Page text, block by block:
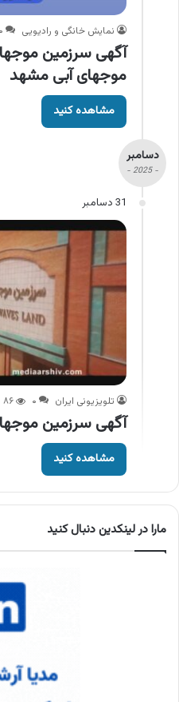
نمایش خانگی و رادیویی ۰
آگهی سرزمین
موجهای آبی مشهد
مشاهده کنید
دسامبر
- 2025 -
31 دسامبر
تلویزیونی ایران ۰ ۸۶
آگهی سرزمین
مشاهده کنید
مارا در لینکدین دنبال کنید